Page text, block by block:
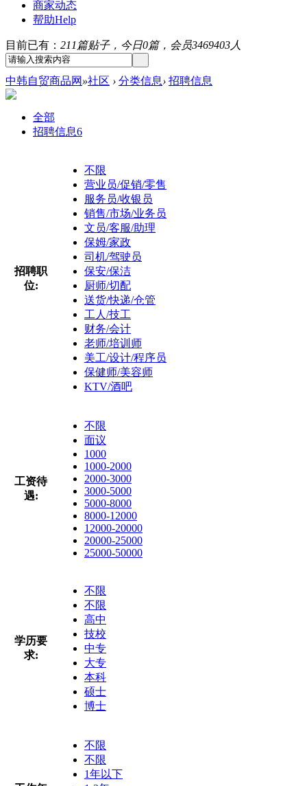
商家动态
帮助Help
目前已有： 211篇贴子，今日0篇，会员3469403人
中韩自贸商品网 »社区 › 分类信息› 招聘信息
全部
招聘信息6
招聘职
位:
不限
营业员/促销/零售
服务员/收银员
销售/市场/业务员
文员/客服/助理
保姆/家政
司机/驾驶员
保安/保洁
厨师/切配
送货/快递/仓管
工人/技工
财务/会计
老师/培训师
美工/设计/程序员
保健师/美容师
KTV/酒吧
工资待
遇:
不限
面议
1000
1000-2000
2000-3000
3000-5000
5000-8000
8000-12000
12000-20000
20000-25000
25000-50000
学历要
求:
不限
不限
高中
技校
中专
大专
本科
硕士
博士
不限
不限
1年以下